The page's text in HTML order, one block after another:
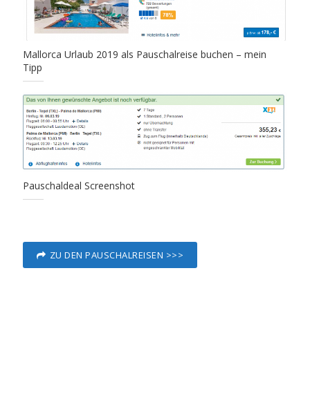
Mallorca Urlaub 2019 als Pauschalreise buchen – mein
Tipp
Pauschaldeal Screenshot
ZU DEN PAUSCHALREISEN >>>